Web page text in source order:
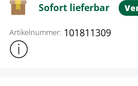
Sofort lieferbar
Artikelnummer: 101811309
Weitere Produktinformationen